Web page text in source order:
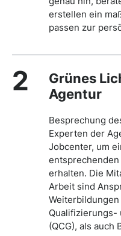
erstellen ein
passen zur
2
Grünes
Agentur
Besprechung
Experten der
Jobcenter, um
erhalten. Die
Arbeit sind
Weiterbildungen
Qualifizierungs-
(QCG), als auch